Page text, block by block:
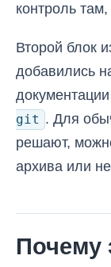
контроль
Второй блок
добавились
git . Для
решают,
архива или
Почему